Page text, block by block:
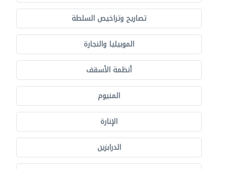
تصاريح وتراخيص السلطة
الموبيليا والنجارة
أنظمة الأسقف
المنيوم
الإنارة
الدرابزين